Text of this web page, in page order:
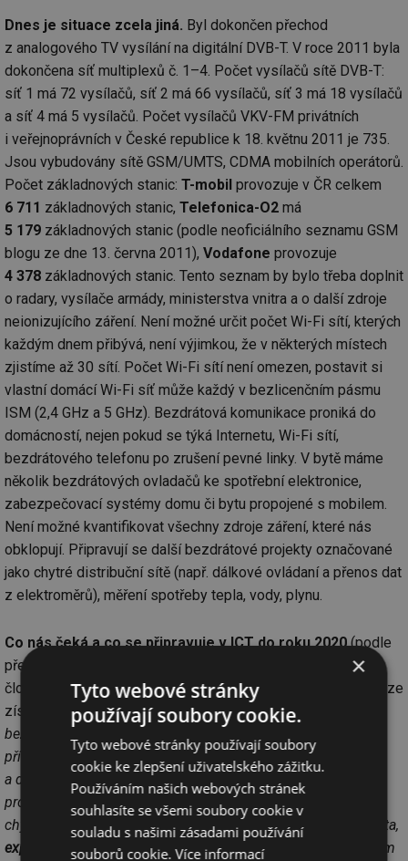
Dnes je situace zcela jiná. Byl dokončen přechod
z analogového TV vysílání na digitální DVB-T. V roce 2011 byla
dokončena síť multiplexů č. 1–4. Počet vysílačů sítě DVB-T:
síť 1 má 72 vysílačů, síť 2 má 66 vysílačů, síť 3 má 18 vysílačů
a síť 4 má 5 vysílačů. Počet vysílačů VKV-FM privátních
i veřejnoprávních v České republice k 18. květnu 2011 je 735.
Jsou vybudovány sítě GSM/UMTS, CDMA mobilních operátorů.
Počet základnových stanic: T-mobil provozuje v ČR celkem
6 711 základnových stanic, Telefonica-O2 má
5 179 základnových stanic (podle neoficiálního seznamu GSM
blogu ze dne 13. června 2011), Vodafone provozuje
4 378 základnových stanic. Tento seznam by bylo třeba doplnit
o radary, vysílače armády, ministerstva vnitra a o další zdroje
neionizujícího záření. Není možné určit počet Wi-Fi sítí, kterých
každým dnem přibývá, není výjimkou, že v některých místech
zjistíme až 30 sítí. Počet Wi-Fi sítí není omezen, postavit si
vlastní domácí Wi-Fi síť může každý v bezlicenčním pásmu
ISM (2,4 GHz a 5 GHz). Bezdrátová komunikace proniká do
domácností, nejen pokud se týká Internetu, Wi-Fi sítí,
bezdrátového telefonu po zrušení pevné linky. V bytě máme
několik bezdrátových ovladačů ke spotřební elektronice,
zabezpečovací systémy domu či bytu propojené s mobilem.
Není možné kvantifikovat všechny zdroje záření, které nás
obklopují. Připravují se další bezdrátové projekty označované
jako chytré distribuční sítě (např. dálkové ovládaní a přenos dat
z elektroměrů), měření spotřeby tepla, vody, plynu.
Co nás čeká a co se připravuje v ICT do roku 2020(podle
představ IBM)? Má to být „chytrá“ dekáda, a to stav, kdy se
člověk natolik sžije s technikou, že ji přestane vnímat. Tato vize
získala označeníAmbient Intelligence.„Budeme propojeni
bezdrátově s digitální technologií a s všudy přítomnými
přístroji, které budou schopny se nám přizpůsobovat,
a dokonce předvídat naše potřeby. Při miliardě vzájemně
propojených věcí, mezi ně patří auta, cesty, potrubí (uvedené
chytré distribuční sítě), léky, ale dokonce i hospodářská zvířata,
exponenciálně poroste objem informacívytvářený vzájemným
×
Tyto webové stránky
používají soubory cookie.
Tyto webové stránky používají soubory
cookie ke zlepšení uživatelského zážitku.
Používáním našich webových stránek
souhlasíte se všemi soubory cookie v
souladu s našimi zásadami používání
souborů cookie.Více informací